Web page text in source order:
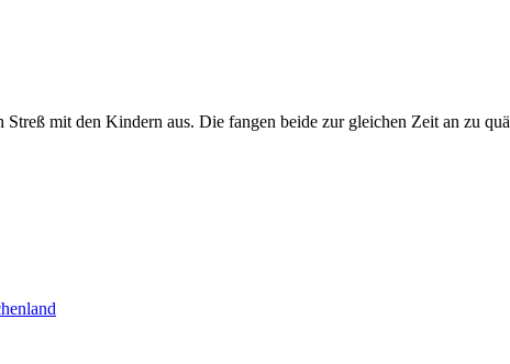
mit den Kindern aus. Die fangen beide zur gleichen Zeit an zu